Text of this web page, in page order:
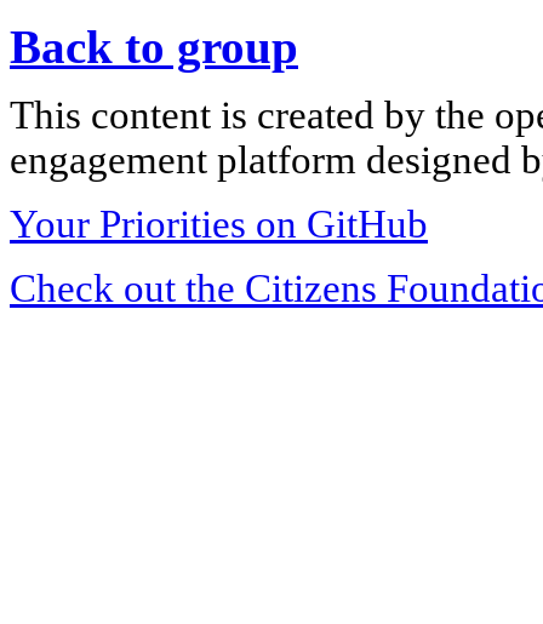
Back to group
This content is created by the
engagement platform designed
Your Priorities on GitHub
Check out the Citizens